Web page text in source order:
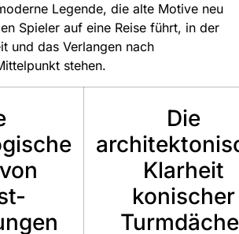
Legende, die alte Motive neu
Spieler auf eine Reise führt, in der
und das Verlangen nach
stehen.
Die
Klarheit
konischer